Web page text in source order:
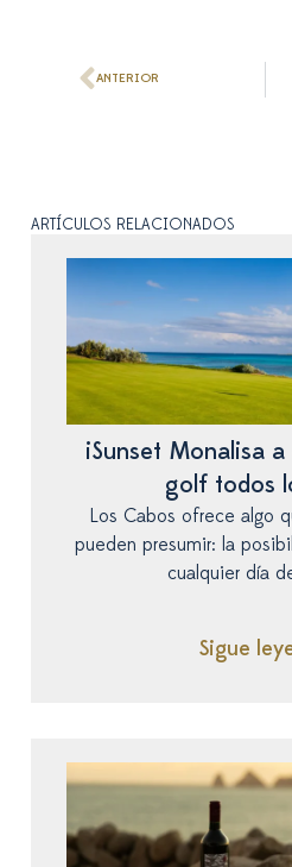
ANTERIOR
ARTÍCULOS RELACIONADOS
¡Sunset Monalisa
golf todos
Los Cabos ofrece algo
pueden presumir: la
cualquier día
Sigue